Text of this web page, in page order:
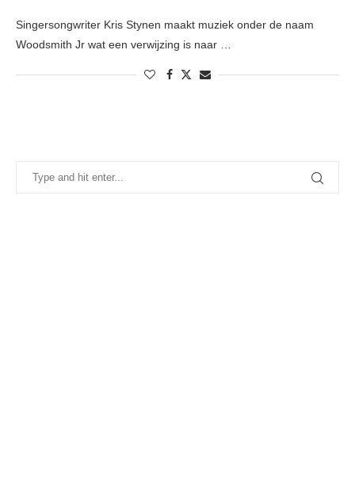
Singersongwriter Kris Stynen maakt muziek onder de naam
Woodsmith Jr wat een verwijzing is naar …